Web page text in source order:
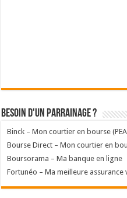
Besoin d'un parrainage ?
Binck – Mon courtier en bourse
Bourse Direct – Mon courtier en
Boursorama – Ma banque en ligne
Fortunéo – Ma meilleure assurance